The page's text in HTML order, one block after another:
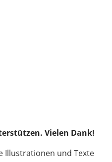
Vielen Dank!
Illustrationen und Texte